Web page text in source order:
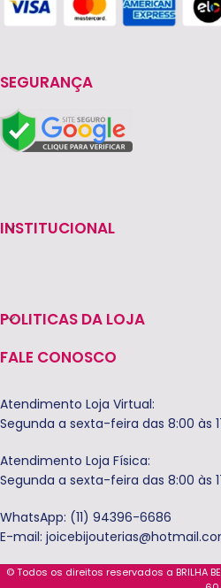
SEGURANÇA
INSTITUCIONAL
POLITICAS DA LOJA
FALE CONOSCO
Atendimento Loja Virtual:
Segunda a sexta-feira das 8:00 às
Atendimento Loja Física:
Segunda a sexta-feira das 8:00 às
WhatsApp: (11) 94396-6686
E-mail:
© Todos os direitos reservados a BRILHA